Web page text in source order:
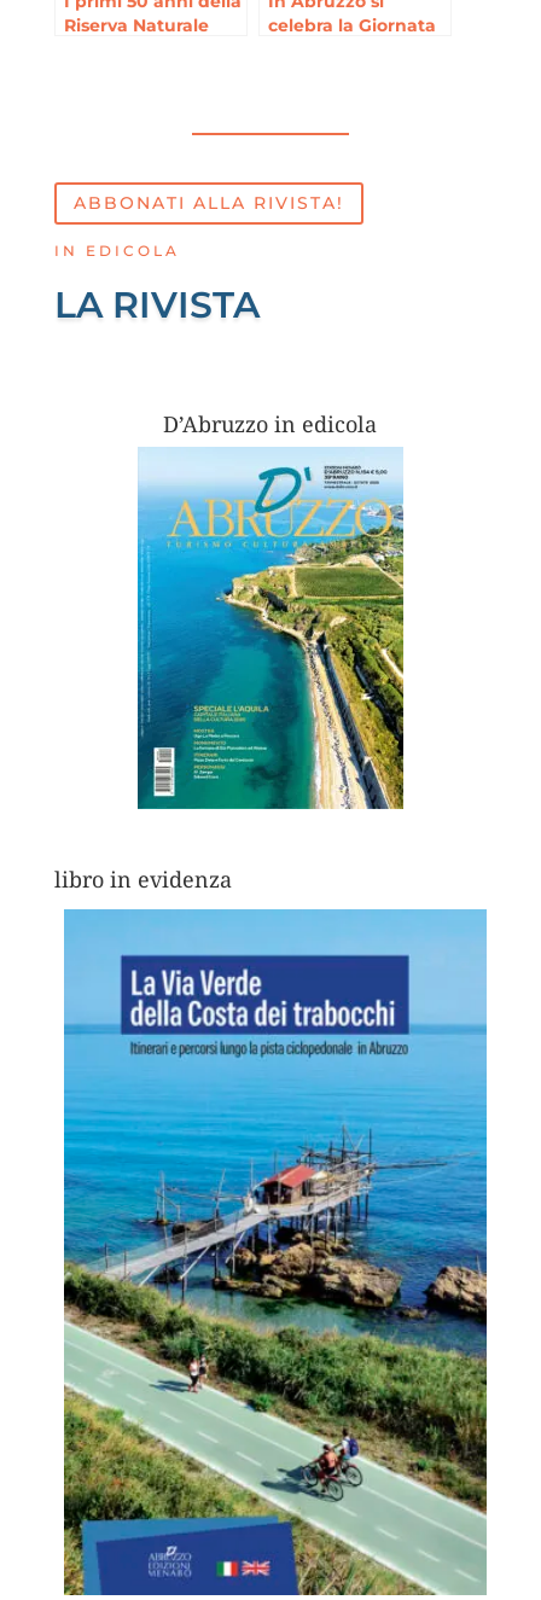
Riserva Naturale
celebra la Giornata
ABBONATI ALLA RIVISTA!
IN EDICOLA
LA RIVISTA
D’Abruzzo in edicola
libro in evidenza